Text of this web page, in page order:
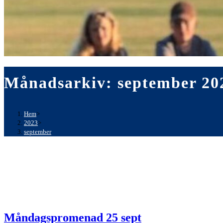
Månadsarkiv: september
Hem>
2023>
september
Måndagspromenad 25 sept